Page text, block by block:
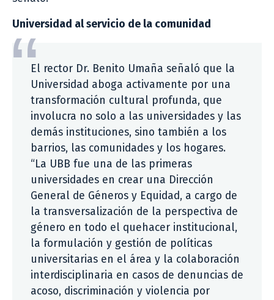
Universidad al servicio de la comunidad
El rector Dr. Benito Umaña señaló que la
Universidad aboga activamente por una
transformación cultural profunda, que
involucra no solo a las universidades y las
demás instituciones, sino también a los
barrios, las comunidades y los hogares.
“La UBB fue una de las primeras
universidades en crear una Dirección
General de Géneros y Equidad, a cargo de
la transversalización de la perspectiva de
género en todo el quehacer institucional,
la formulación y gestión de políticas
universitarias en el área y la colaboración
interdisciplinaria en casos de denuncias de
acoso, discriminación y violencia por